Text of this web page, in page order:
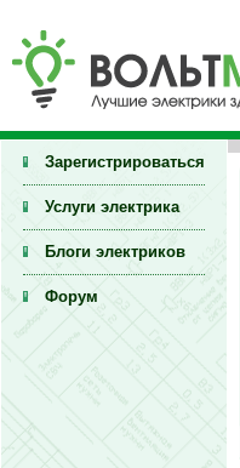
Зарегистрироваться
Услуги электрика
Блоги электриков
Форум